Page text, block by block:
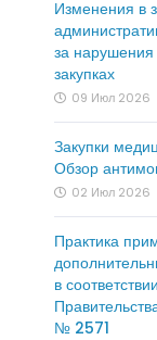
Изменения в
за
закупках
09 Июл 2026
Закупки
Обзор
02 Июл 2026
Практика
в
№ 2571